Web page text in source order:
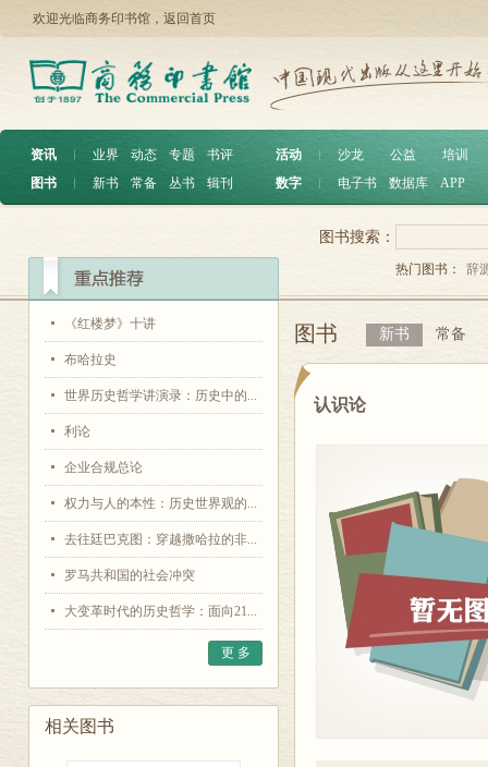
欢迎光临商务印书馆， 返回首页
资讯 ︱ 业界 动态 专题
书评
图书
︱ 新书 常备 丛书 辑刊
活动 沙龙 公益
培训
数字
电子书 数据库 APP
《红楼梦》十讲
布哈拉史
世界历史哲学讲演录：历史中的...
利论
企业合规总论
权力与人的本性：历史世界观的...
去往廷巴克图：穿越撒哈拉的非...
罗马共和国的社会冲突
大变革时代的历史哲学：面向21...
更 多
相关图书
图书搜索：
热门图书： 辞
图书 新书 常备
认识论